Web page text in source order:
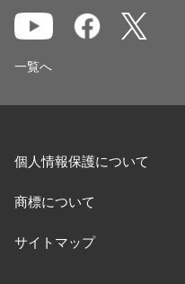
一覧へ
個人情報保護について
商標について
サイトマップ